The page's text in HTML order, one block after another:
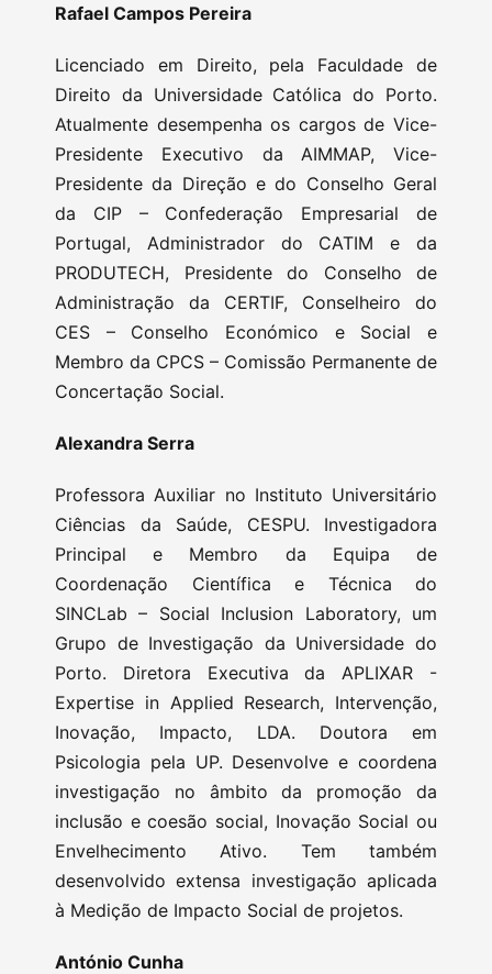
Rafael Campos Pereira
Licenciado em Direito, pela Faculdade de
Direito da Universidade Católica do Porto.
Atualmente desempenha os cargos de Vice-
Presidente Executivo da AIMMAP, Vice-
Presidente da Direção e do Conselho Geral
da CIP – Confederação Empresarial de
Portugal, Administrador do CATIM e da
PRODUTECH, Presidente do Conselho de
Administração da CERTIF, Conselheiro do
CES – Conselho Económico e Social e
Membro da CPCS – Comissão Permanente de
Concertação Social.
Alexandra Serra
Professora Auxiliar no Instituto Universitário
Ciências da Saúde, CESPU. Investigadora
Principal e Membro da Equipa de
Coordenação Científica e Técnica do
SINCLab – Social Inclusion Laboratory, um
Grupo de Investigação da Universidade do
Porto. Diretora Executiva da APLIXAR -
Expertise in Applied Research, Intervenção,
Inovação, Impacto, LDA. Doutora em
Psicologia pela UP. Desenvolve e coordena
investigação no âmbito da promoção da
inclusão e coesão social, Inovação Social ou
Envelhecimento Ativo. Tem também
desenvolvido extensa investigação aplicada
à Medição de Impacto Social de projetos.
António Cunha